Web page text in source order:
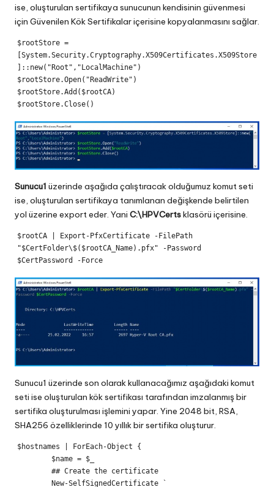
ise, oluşturulan sertifikaya sunucunun kendisinin güvenmesi
için Güvenilen Kök Sertifikalar içerisine kopyalanmasını sağlar.
$rootStore =
[System.Security.Cryptography.X509Certificates.X509Store
]::new("Root","LocalMachine")
$rootStore.Open("ReadWrite")
$rootStore.Add($rootCA)
Sunucu1 üzerinde aşağıda çalıştıracak olduğumuz komut seti
ise, oluşturulan sertifikaya tanımlanan değişkende belirtilen
yol üzerine export eder. Yani C:\HPVCertsklasörü içerisine.
$rootCA | Export-PfxCertificate -FilePath
"$CertFolder\$($rootCA_Name).pfx" -Password
$CertPassword -Force
Sunucu1 üzerinde son olarak kullanacağımız aşağıdaki komut
seti ise oluşturulan kök sertifikası tarafından imzalanmış bir
sertifika oluşturulması işlemini yapar. Yine 2048 bit, RSA,
SHA256 özelliklerinde 10 yıllık bir sertifika oluşturur.
$hostnames | ForEach-Object {